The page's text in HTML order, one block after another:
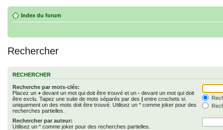
Index du forum
Rechercher
RECHERCHER
Recherche par mots-clés:
Placez un + devant un mot qui doit être trouvé et un - devant un mot qui doit
être exclu. Tapez une suite de mots séparés par des | entre crochets si
uniquement un des mots doit être trouvé. Utilisez un * comme joker pour des
recherches partielles.
Rechercher par auteur:
Utilisez un * comme joker pour des recherches partielles.